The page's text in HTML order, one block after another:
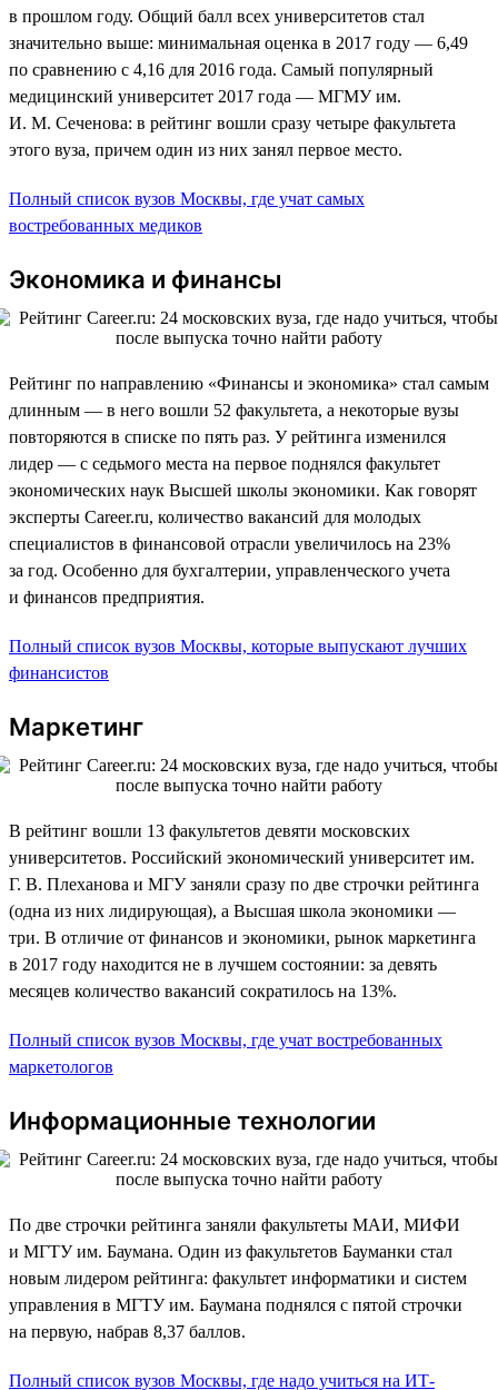
в прошлом году. Общий балл всех университетов стал
значительно выше: минимальная оценка в 2017 году — 6,49
по сравнению с 4,16 для 2016 года. Самый популярный
медицинский университет 2017 года — МГМУ им.
И. М. Сеченова: в рейтинг вошли сразу четыре факультета
этого вуза, причем один из них занял первое место.
Полный список вузов Москвы, где учат самых
востребованных медиков
Экономика и финансы
Рейтинг по направлению «Финансы и экономика» стал самым
длинным — в него вошли 52 факультета, а некоторые вузы
повторяются в списке по пять раз. У рейтинга изменился
лидер — с седьмого места на первое поднялся факультет
экономических наук Высшей школы экономики. Как говорят
эксперты Career.ru, количество вакансий для молодых
специалистов в финансовой отрасли увеличилось на 23%
за год. Особенно для бухгалтерии, управленческого учета
и финансов предприятия.
Полный список вузов Москвы, которые выпускают лучших
финансистов
Маркетинг
В рейтинг вошли 13 факультетов девяти московских
университетов. Российский экономический университет им.
Г. В. Плеханова и МГУ заняли сразу по две строчки рейтинга
(одна из них лидирующая), а Высшая школа экономики —
три. В отличие от финансов и экономики, рынок маркетинга
в 2017 году находится не в лучшем состоянии: за девять
месяцев количество вакансий сократилось на 13%.
Полный список вузов Москвы, где учат востребованных
маркетологов
Информационные технологии
По две строчки рейтинга заняли факультеты МАИ, МИФИ
и МГТУ им. Баумана. Один из факультетов Бауманки стал
новым лидером рейтинга: факультет информатики и систем
управления в МГТУ им. Баумана поднялся с пятой строчки
на первую, набрав 8,37 баллов.
Полный список вузов Москвы, где надо учиться на ИТ-